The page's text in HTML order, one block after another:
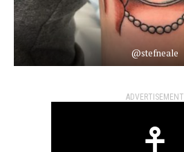
@stefneale
ADVERTISEMENT